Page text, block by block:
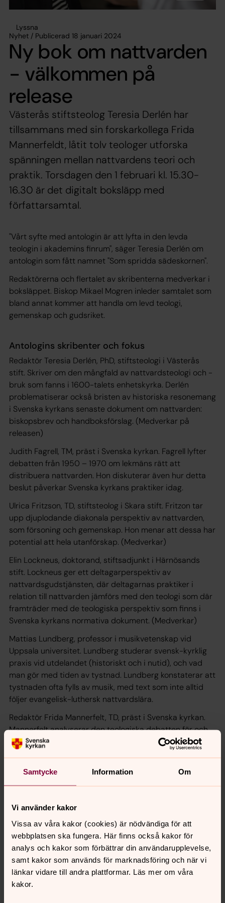
Samtycke Information Om
Vi använder kakor
Vissa av våra kakor (cookies) är nödvändiga för att
webbplatsen ska fungera. Här finns också kakor för
analys och kakor som förbättrar din användarupplevelse,
samt kakor som används för marknadsföring och när vi
länkar vidare till andra plattformar. Läs mer om våra
kakor.
Lyssna
Nyhet / Publicerad 18 januari 2024
Ny bok om nattvarden
- välkommen på
release
Västerås stiftsteolog Teresia Derlén har
tillsammans med sin forskarkollega Frida
Mannerfeldt, låtit tolv teologer utforska
spänningen mellan nattvardens teori och
praktik. Torsdagen den 1 februari kl. 15.30-
16.30 är det digitalt boksläpp med
författarsamtal.
"Vårt syfte med antologin är att lyfta in den levda
teologin i akademins finrum", säger Teresia Derlén om
antologin som fått namnet "Som spridda sädeskornen".
Redaktörerna och flertalet av skribenterna medverkar i
boksläppet. Biskop Mikael Mogren inleder samtalet som
bland annat kommer att handla om levd teologi,
gemenskap och gudsriket.
Antologins skribenter och fokus
Redaktör Teresia Derlén, PhD, stiftsteologi i Västerås
stift. Skriver om den mångfald av nattvardsteologi och -
bruk som fanns i 1600-talets enhetskyrka. Derlén
problematiserar också bristen av historiska resonemang
i Svenska kyrkans senaste dokument om nattvarden:
biskopsbrev och handboksförslag. (Medverkar på
releasen)
Judith Fagrell, TM, präst i Svenska kyrkan. Fagrell lyfter
debatten från 1950 – 1970 om lekmäns rätt att
distribuera nattvarden. Hon diskuterar även hur detta
beslut påverkar Svenska kyrkans praktiker idag.
Ulrica Fritzson, TD, stiftsteolog i Skara stift. Fritzon tar
upp djuplodande diakonala perspektiv av nattvarden,
som försoning och gemenskap. Hon menar att dessa har
potential att hela utanförskap. (Medverkar)
Elin Lockneus, doktorand, stiftsadjunkt i Härnösands
stift. Lockneus ger ett deltagarperspektiv av
nattvardsgudstjänsten, där deltagarnas praktiker i
relation till nattvarden jämförs med den teologi som där
framträder med de teologiska perspektiv som finns i
Svenska kyrkans normativa dokument. (Medverkar)
Mattias Lundberg, professor i musikvetenskap vid
Uppsala universitet. Lundberg studerar svensk-kyrklig
praxis vid utdelandet (historiskt och i nutid), och vad
man gör med tiden av tystnad. Lundberg konstaterar att
tystnaden ofta fylls av musik, med text som inte alltid
följer evangelisk-luthersk nattvardslära.
Redaktör Frida Mannerfelt, TD, präst i Svenska kyrkan.
Mannerfelt analyserar den teologiska debatten för och
emot digitalt förmedlad nattvard i de lutherska kyrkorna
i Danmark, Tyskland och USA. (Medverkar)
Michael Nausner, forskare vid Svenska kyrkans
kyrkokansli. Nausner utforskar spänningen av mässans
ekologiska gränser, detta samtidigt som måltidens
deltagare får del av ett och samma bröd. (Medverkar)
Karin Rubenson, TD, Göteborgs universitet. Rubenson
fokuserar på barns nattvardsfirande och vilken plats
barnens erfarenhet har i den teologiska diskursen om
gudstjänsten. Hon konstaterar att barns agens ofta
reduceras till ett passivt aktörskap.